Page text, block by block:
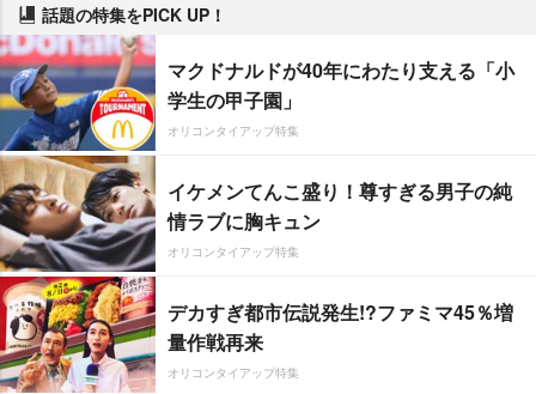
話題の特集をPICK UP！
マクドナルドが40年にわたり支える「小
学生の甲子園」
オリコンタイアップ特集
イケメンてんこ盛り！尊すぎる男子の純
情ラブに胸キュン
オリコンタイアップ特集
デカすぎ都市伝説発生!?ファミマ45％増
量作戦再来
オリコンタイアップ特集